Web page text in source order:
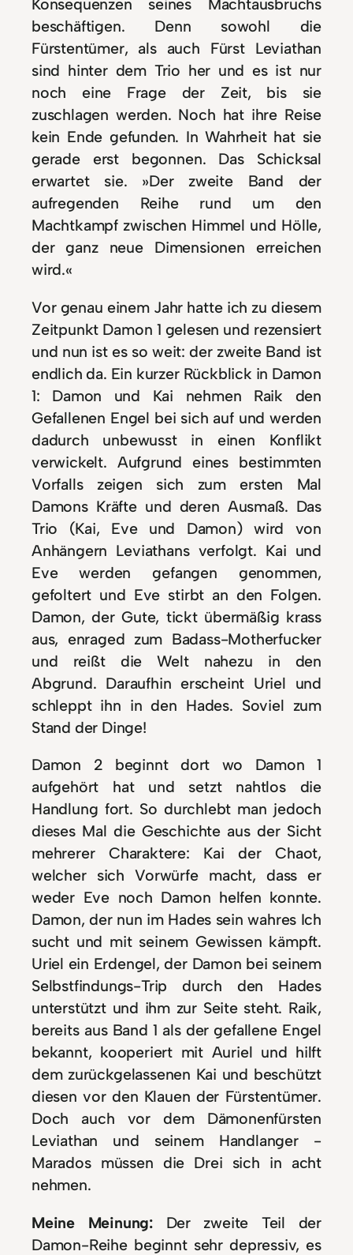
Konsequenzen seines Machtausbruchs
beschäftigen. Denn sowohl die
Fürstentümer, als auch Fürst Leviathan
sind hinter dem Trio her und es ist nur
noch eine Frage der Zeit, bis sie
zuschlagen werden. Noch hat ihre Reise
kein Ende gefunden. In Wahrheit hat sie
gerade erst begonnen. Das Schicksal
erwartet sie. »Der zweite Band der
aufregenden Reihe rund um den
Machtkampf zwischen Himmel und Hölle,
der ganz neue Dimensionen erreichen
wird.«
Vor genau einem Jahr hatte ich zu diesem
Zeitpunkt Damon 1 gelesen und rezensiert
und nun ist es so weit: der zweite Band ist
endlich da. Ein kurzer Rückblick in Damon
1: Damon und Kai nehmen Raik den
Gefallenen Engel bei sich auf und werden
dadurch unbewusst in einen Konflikt
verwickelt. Aufgrund eines bestimmten
Vorfalls zeigen sich zum ersten Mal
Damons Kräfte und deren Ausmaß. Das
Trio (Kai, Eve und Damon) wird von
Anhängern Leviathans verfolgt. Kai und
Eve werden gefangen genommen,
gefoltert und Eve stirbt an den Folgen.
Damon, der Gute, tickt übermäßig krass
aus, enraged zum Badass-Motherfucker
und reißt die Welt nahezu in den
Abgrund. Daraufhin erscheint Uriel und
schleppt ihn in den Hades. Soviel zum
Stand der Dinge!
Damon 2 beginnt dort wo Damon 1
aufgehört hat und setzt nahtlos die
Handlung fort. So durchlebt man jedoch
dieses Mal die Geschichte aus der Sicht
mehrerer Charaktere: Kai der Chaot,
welcher sich Vorwürfe macht, dass er
weder Eve noch Damon helfen konnte.
Damon, der nun im Hades sein wahres Ich
sucht und mit seinem Gewissen kämpft.
Uriel ein Erdengel, der Damon bei seinem
Selbstfindungs-Trip durch den Hades
unterstützt und ihm zur Seite steht. Raik,
bereits aus Band 1 als der gefallene Engel
bekannt, kooperiert mit Auriel und hilft
dem zurückgelassenen Kai und beschützt
diesen vor den Klauen der Fürstentümer.
Doch auch vor dem Dämonenfürsten
Leviathan und seinem Handlanger ­
Marados müssen die Drei sich in acht
nehmen.
Meine Meinung: Der zweite Teil der
Damon-Reihe beginnt sehr depressiv, es